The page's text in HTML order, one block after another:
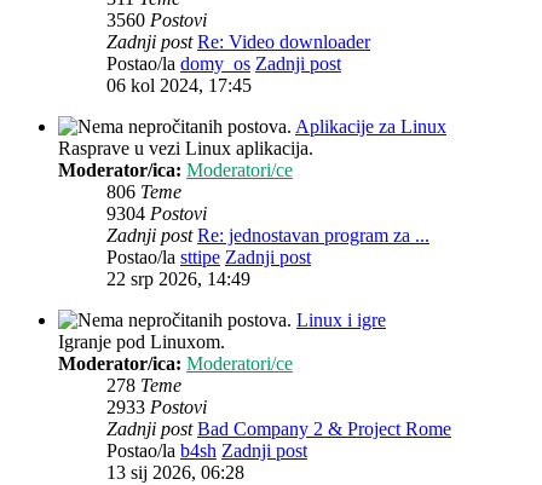
3560 Postovi
Zadnji post Re: Video downloader
Postao/la domy_os Zadnji post
06 kol 2024, 17:45
Aplikacije za Linux
Rasprave u vezi Linux aplikacija.
Moderator/ica: Moderatori/ce
806 Teme
9304 Postovi
Zadnji post Re: jednostavan program za ...
Postao/la sttipe Zadnji post
22 srp 2026, 14:49
Linux i igre
Igranje pod Linuxom.
Moderator/ica: Moderatori/ce
278 Teme
2933 Postovi
Zadnji post Bad Company 2 & Project Rome
Postao/la b4sh Zadnji post
13 sij 2026, 06:28